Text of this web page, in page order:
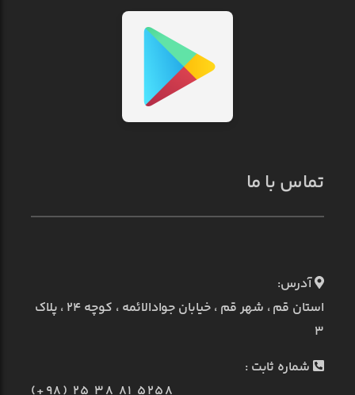
تماس با ما
آدرس:
استان قم ، شهر قم ، خیابان جوادالائمه ، کوچه ۲۴ ، پلاک
۳
شماره ثابت :